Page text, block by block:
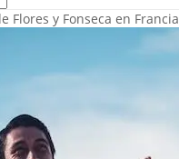
Flores y Fonseca en Francia